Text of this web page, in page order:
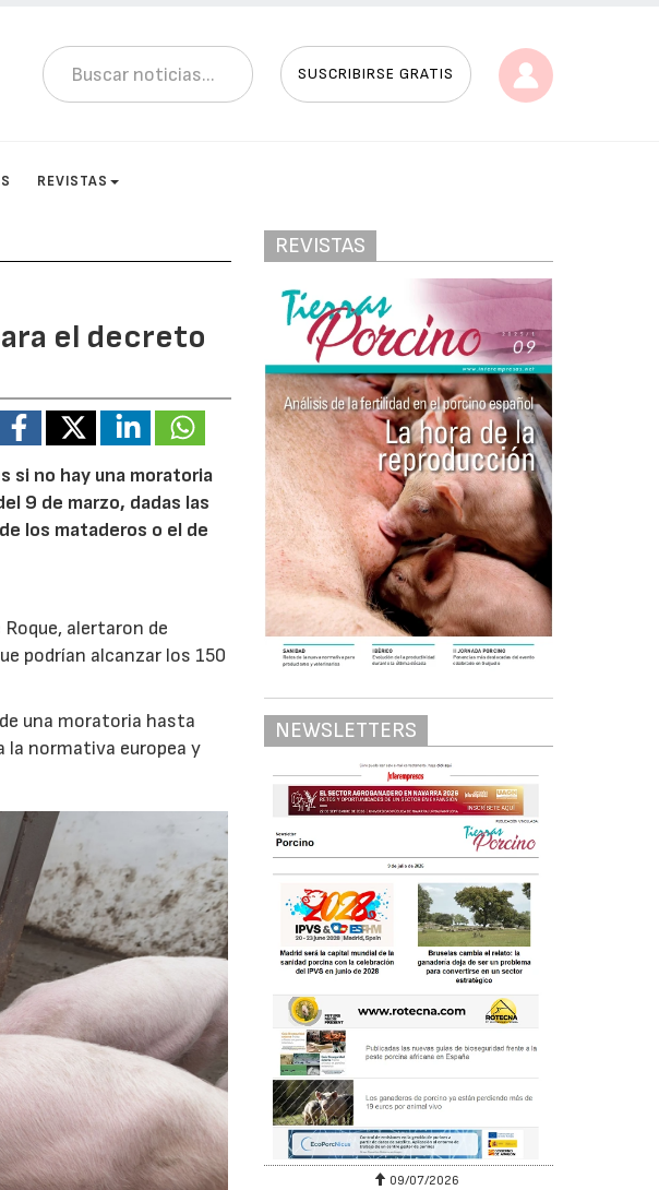
SUSCRIBIRSE GRATIS
REVISTAS
el decreto
si no hay una moratoria
9 de marzo, dadas las
los mataderos o el de
alertaron de
podrían alcanzar los 150
una moratoria hasta
la normativa europea y
REVISTAS
NEWSLETTERS
23/07/2026 09/07/2026